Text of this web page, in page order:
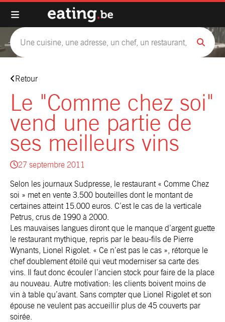
Retour
Le "Comme chez soi"
vend une partie de
ses meilleurs vins
27 septembre 2011
Selon les journaux Sudpresse, le restaurant « Comme Chez
soi » met en vente 3.500 bouteilles dont le montant de
certaines atteint 15.000 euros. C’est le cas de la verticale
Petrus, crus de 1990 à 2000.
Les mauvaises langues diront que le manque d’argent guette
le restaurant mythique, repris par le beau-fils de Pierre
Wynants, Lionel Rigolet. « Ce n’est pas le cas », rétorque le
chef doublement étoilé qui veut moderniser sa carte des
vins. Il faut donc écouler l’ancien stock pour faire de la place
au nouveau. Autre motivation: les clients boivent moins de
vin à table qu’avant. Sans compter que Lionel Rigolet et son
épouse ne veulent pas accueillir plus de 45 couverts par
soirée.